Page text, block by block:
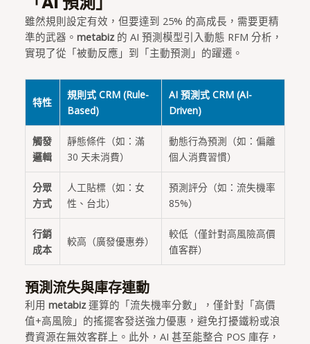
雖然規則設定有效，但要達到 25% 的高成長，需要更精
準的武器。 metabiz的 AI 預測模型引入動態 RFM 分析，
實現了從「被動反應」到「主動預測」的躍遷。
特性
規則式 CRM (Rule-
Based)
AI 預測式 CRM (AI-
Driven)
觸發
邏輯
靜態條件（如：滿
30 天未消費）
動態行為預測（如：偏離
個人消費習慣）
分眾
方式
人工貼標（如：女
性、台北）
預測評分（如：流失機率
85%）
行銷
成本
較高（廣發優惠券）
較低（僅針對高風險高價
值客群）
預測流失與庫存連動
利用 metabiz運算的「流失機率分數」，僅針對「高價
值+高風險」的搖擺客發送強力優惠，避免打擾鐵粉或浪
費資源在無效客群上。此外，AI 甚至能整合 POS 庫存，